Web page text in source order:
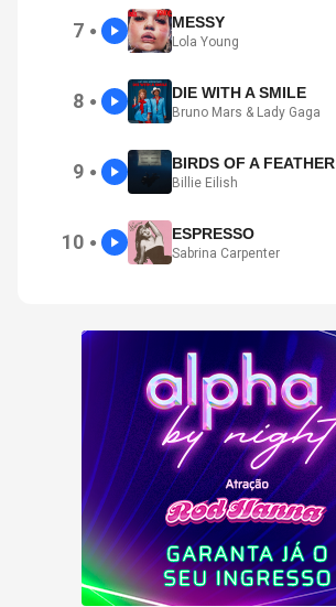
7 ● MESSY
Lola Young
8 ● DIE WITH A SMILE
Bruno Mars & Lady Gaga
9 ● BIRDS OF A FEATHER
Billie Eilish
10 ● ESPRESSO
Sabrina Carpenter